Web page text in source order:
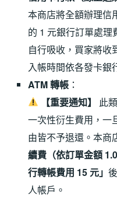
本商店將全額辦理信
的 1 元銀行訂單處
自行吸收，買家將收
入帳時間依各發卡銀
ATM 轉帳：
【重要通知】
此
一次性衍生費用，一
由皆不予退還。本商
續費（依訂單金額
行轉帳費用 15 元」
人帳戶。